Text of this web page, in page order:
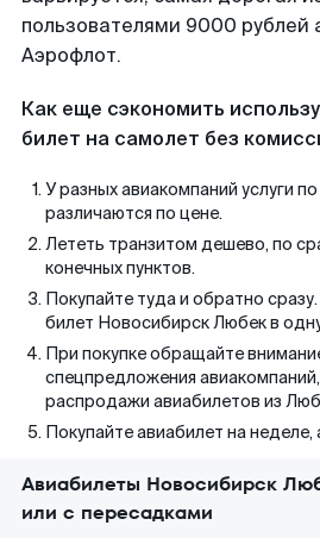
пользователями 9000 рублей
Аэрофлот.
Как еще сэкономить
билет на самолет без
У разных авиакомпаний услуги
различаются по цене.
Лететь транзитом дешево, по
конечных пунктов.
Покупайте туда и обратно
билет Новосибирск Любек в
При покупке обращайте
спецпредложения авиакомпаний,
распродажи авиабилетов из
Покупайте авиабилет на неделе,
Авиабилеты Новосибирск
или с пересадками